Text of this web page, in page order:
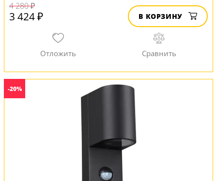
4 280 ₽
3 424 ₽ В КОРЗИНУ
-20%